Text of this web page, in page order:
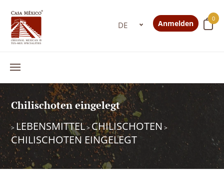
0
Anmelden
Chilischoten eingelegt
> LEBENSMITTEL>CHILISCHOTEN >
CHILISCHOTEN EINGELEGT